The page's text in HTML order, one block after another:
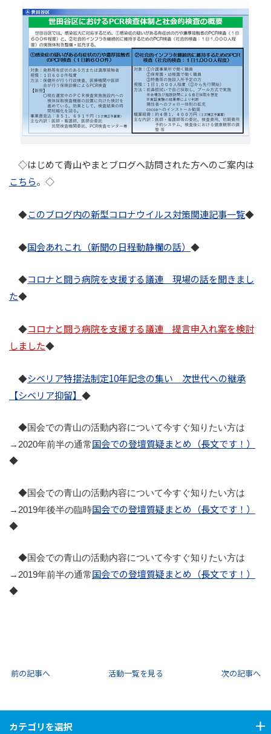
◇はじめて青山やまとブログへ訪問された方へのご案内は
こちら。◇
◆このブログ内の新型コロナウイルス対策関連記事一覧◆
◆国会あれこれ（新聞の日程動静欄の話）◆
◆コロナと闘う病院を支援する議連 現場の話を聞きまし
た◆
◆コロナと闘う病院を支援する議連 提言申入れ案を検討
しました◆
◆シベリア特措法制定10年記念の集い 次世代への継承
【シベリア抑留】 ◆
◆国会での青山の活動内容について今すぐ知りたい方は
→2020年前半の通常国会での登壇質疑まとめ（長文です！）
◆
◆国会での青山の活動内容について今すぐ知りたい方は
→2019年後半の臨時国会での登壇質疑まとめ（長文です！）
◆
◆国会での青山の活動内容について今すぐ知りたい方は
→2019年前半の通常国会での登壇質疑まとめ（長文です！）
◆
前の記事へ 活動一覧を見る 次の記事へ
カテゴリを選択